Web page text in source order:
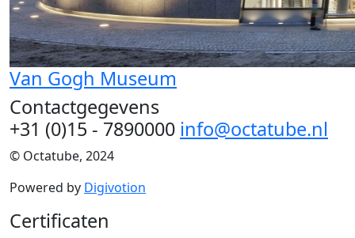
Van Gogh Museum
Contactgegevens
+31 (0)15 - 7890000 info@octatube.nl
© Octatube, 2024
Powered by Digivotion
Certificaten